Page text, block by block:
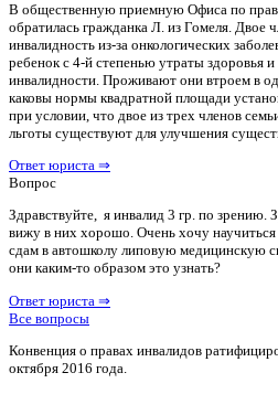
В общественную приемную Офиса по
обратилась гражданка Л. из Гомеля. Двое
инвалидность из-за онкологических
ребенок с 4-й степенью утраты здоровья
инвалидности. Проживают они втроем в
каковы нормы квадратной площади
при условии, что двое из трех членов
льготы существуют для улучшения
Ответ юриста ⇒
Вопрос
Здравствуйте, я инвалид 3 гр. по зрению.
вижу в них хорошо. Очень хочу
сдам в автошколу липовую медицинскую
они каким-то образом это узнать?
Ответ юриста ⇒
Все вопросы
Конвенция о правах инвалидов
октября 2016 года.